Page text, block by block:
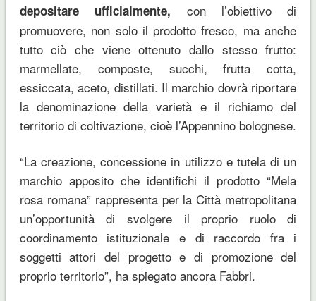
depositare ufficialmente, con l’obiettivo di
promuovere, non solo il prodotto fresco, ma anche
tutto ciò che viene ottenuto dallo stesso frutto:
marmellate, composte, succhi, frutta cotta,
essiccata, aceto, distillati. Il marchio dovrà riportare
la denominazione della varietà e il richiamo del
territorio di coltivazione, cioè l’Appennino bolognese.
“La creazione, concessione in utilizzo e tutela di un
marchio apposito che identifichi il prodotto “Mela
rosa romana” rappresenta per la Città metropolitana
un’opportunità di svolgere il proprio ruolo di
coordinamento istituzionale e di raccordo fra i
soggetti attori del progetto e di promozione del
proprio territorio”, ha spiegato ancora Fabbri.